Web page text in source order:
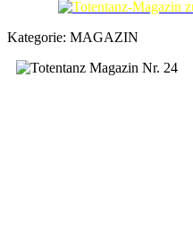
Kategorie: MAGAZIN